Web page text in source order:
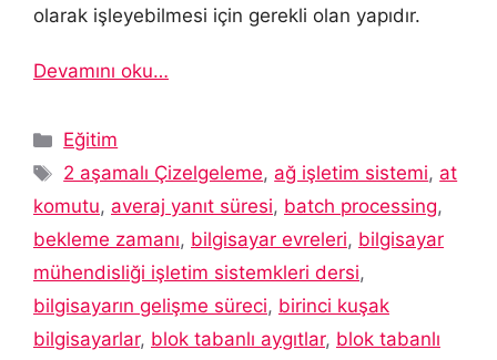
olarak işleyebilmesi için gerekli olan yapıdır.
Devamını oku…
Kategoriler
Eğitim
Etiketler
2 aşamalı Çizelgeleme, ağ işletim sistemi, at
komutu, averaj yanıt süresi, batch processing,
bekleme zamanı, bilgisayar evreleri, bilgisayar
mühendisliği işletim sistemkleri dersi,
bilgisayarın gelişme süreci, birinci kuşak
bilgisayarlar, blok tabanlı aygıtlar, blok tabanlı